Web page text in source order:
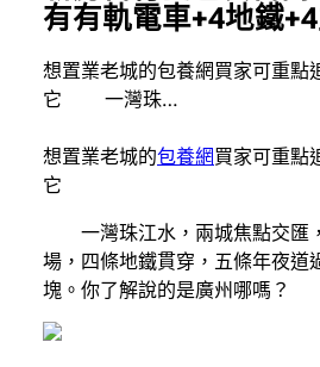
有有軌電車+4地鐵
想置業老城的包養網買家可重點
它 一灣珠…
想置業老城的包養網買家可重點
它
一灣珠江水，兩城焦點交匯
場，四條地鐵貫穿，五條年夜道
塊。你了解說的是廣州哪嗎？